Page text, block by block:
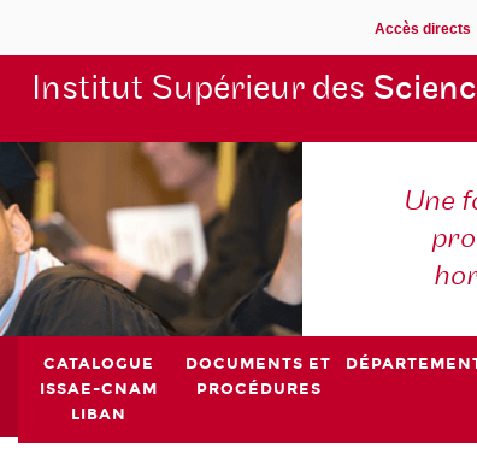
Accès directs
Institut Supérieur des
Une
CATALOGUE
ISSAE-CNAM
LIBAN
DOCUMENTS ET
PROCÉDURES